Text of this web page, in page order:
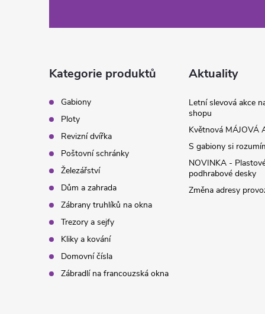
Kategorie produktů
Gabiony
Ploty
Revizní dvířka
Poštovní schránky
Železářství
Dům a zahrada
Zábrany truhlíků na okna
Trezory a sejfy
Kliky a kování
Domovní čísla
Zábradlí na francouzská okna
Aktuality
Letní slevová akce
shopu
Květnová MÁJOVÁ
S gabiony si
NOVINKA -
podhrabové desky
Změna adresy